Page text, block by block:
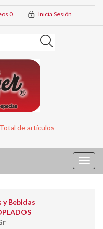
0 Inicia Sesión
de artículos
Bebidas